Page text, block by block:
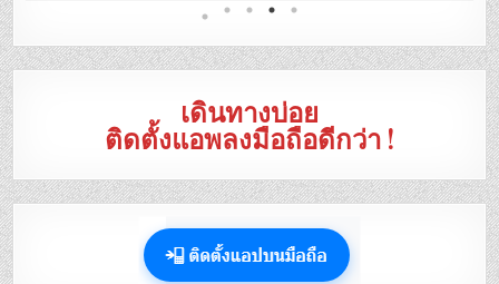
เดินทางบ่อย
ติดตั้งแอพลงมือถือดีกว่า !